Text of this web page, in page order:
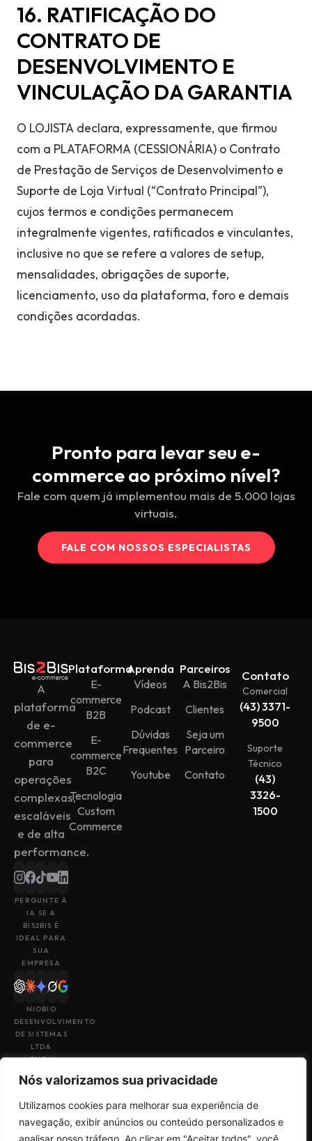
Nós valorizamos sua privacidade
Utilizamos cookies para melhorar sua experiência de
navegação, exibir anúncios ou conteúdo personalizados e
analisar nosso tráfego. Ao clicar em "Aceitar todos", você
16. RATIFICAÇÃO DO
CONTRATO DE
DESENVOLVIMENTO E
VINCULAÇÃO DA GARANTIA
O LOJISTA declara, expressamente, que firmou
com a PLATAFORMA (CESSIONÁRIA) o Contrato
de Prestação de Serviços de Desenvolvimento e
Suporte de Loja Virtual (“Contrato Principal”),
cujos termos e condições permanecem
integralmente vigentes, ratificados e vinculantes,
inclusive no que se refere a valores de setup,
mensalidades, obrigações de suporte,
licenciamento, uso da plataforma, foro e demais
condições acordadas.
Pronto para levar seu e-
commerce ao próximo nível?
Fale com quem já implementou mais de 5.000 lojas
virtuais.
FALE COM NOSSOS ESPECIALISTAS
A
plataforma
de e-
commerce
para
operações
complexas,
escaláveis
e de alta
performance.
PERGUNTE À
IA SE A
BIS2BIS É
IDEAL PARA
SUA
EMPRESA
NIOBIO
DESENVOLVIMENTO
DE SISTEMAS
LTDA
CNPJ:
49
Plataforma
E-
commerce
B2B
E-
commerce
B2C
Tecnologia
Custom
Commerce
Aprenda
Vídeos
Podcast
Dúvidas
Frequentes
Youtube
Parceiros
A Bis2Bis
Clientes
Seja um
Parceiro
Contato
Contato
Comercial
(43) 3371-
9500
Suporte
Técnico
(43)
3326-
1500